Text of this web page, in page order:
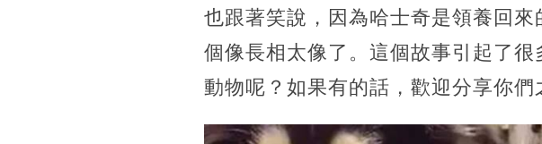
也跟著笑說，因為哈士奇是領養回
個像長相太像了。這個故事引起了
動物呢？如果有的話，歡迎分享你們